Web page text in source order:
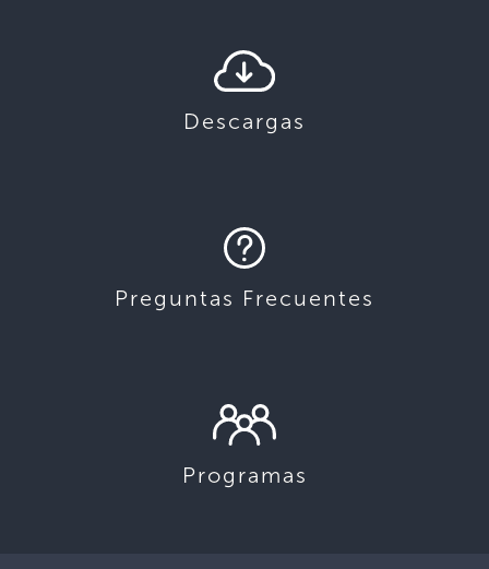
Descargas
Preguntas Frecuentes
Programas